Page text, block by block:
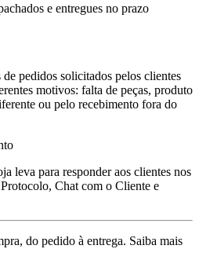
e entregues no prazo
pedidos solicitados pelos clientes
motivos: falta de peças, produto
ou pelo recebimento fora do
leva para responder aos clientes nos
Chat com o Cliente e
do pedido à entrega. Saiba mais